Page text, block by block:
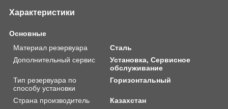
Характеристики
Основные
Материал резервуара
Сталь
Дополнительный сервис
Установка, Сервисное
обслуживание
Тип резервуара по
способу установки
Горизонтальный
Страна производитель Казахстан